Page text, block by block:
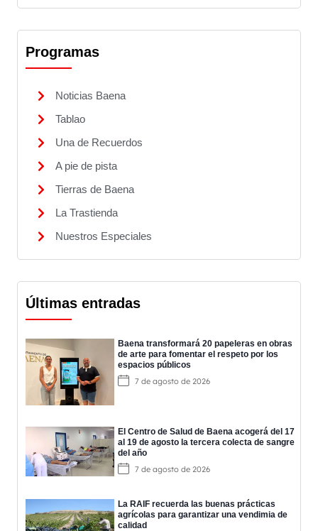
Programas
Noticias Baena
Tablao
Una de Recuerdos
A pie de pista
Tierras de Baena
La Trastienda
Nuestros Especiales
Últimas entradas
Baena transformará 20 papeleras en obras
de arte para fomentar el respeto por los
espacios públicos
7 de agosto de 2026
El Centro de Salud de Baena acogerá del 17
al 19 de agosto la tercera colecta de sangre
del año
7 de agosto de 2026
La RAIF recuerda las buenas prácticas
agrícolas para garantizar una vendimia de
calidad